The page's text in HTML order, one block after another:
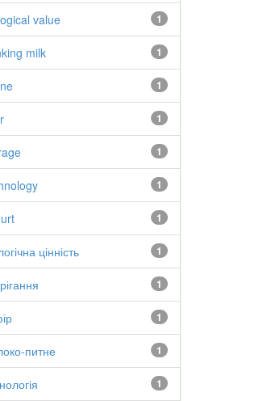
1
value
1
milk
1
1
1
1
1
1
цінність
1
1
1
питне
1